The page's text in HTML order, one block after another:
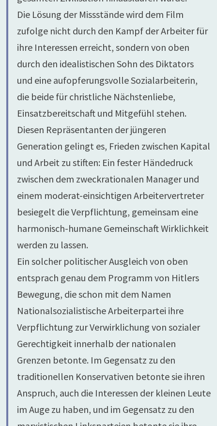
Die Lösung der Missstände wird dem Film
zufolge nicht durch den Kampf der Arbeiter für
ihre Interessen erreicht, sondern von oben
durch den idealistischen Sohn des Diktators
und eine aufopferungsvolle Sozialarbeiterin,
die beide für christliche Nächstenliebe,
Einsatzbereitschaft und Mitgefühl stehen.
Diesen Repräsentanten der jüngeren
Generation gelingt es, Frieden zwischen Kapital
und Arbeit zu stiften: Ein fester Händedruck
zwischen dem zweckrationalen Manager und
einem moderat-einsichtigen Arbeitervertreter
besiegelt die Verpflichtung, gemeinsam eine
harmonisch-humane Gemeinschaft Wirklichkeit
werden zu lassen.
Ein solcher politischer Ausgleich von oben
entsprach genau dem Programm von Hitlers
Bewegung, die schon mit dem Namen
Nationalsozialistische Arbeiterpartei ihre
Verpflichtung zur Verwirklichung von sozialer
Gerechtigkeit innerhalb der nationalen
Grenzen betonte. Im Gegensatz zu den
traditionellen Konservativen betonte sie ihren
Anspruch, auch die Interessen der kleinen Leute
im Auge zu haben, und im Gegensatz zu den